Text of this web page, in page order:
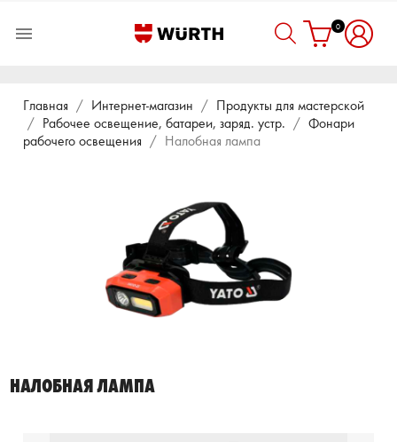
 0
Главная Интернет-магазин
Продукты для мастерской
Рабочее освещение, батареи, заряд. устр.
Фонари
рабочего освещения
Налобная лампа
НАЛОБНАЯ ЛАМПА